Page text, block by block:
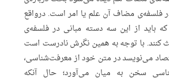
فلسفه‌ی مضاف آن علم یا امر است. درواقع
باید از این سه دسته مبانی در فلسفه‌ی
با توجه به همین نگرش نادرست است
می‌نویسد در متن خود از معرفت‌شناسی،
سخن به میان می‌آورد؛ حال آنکه